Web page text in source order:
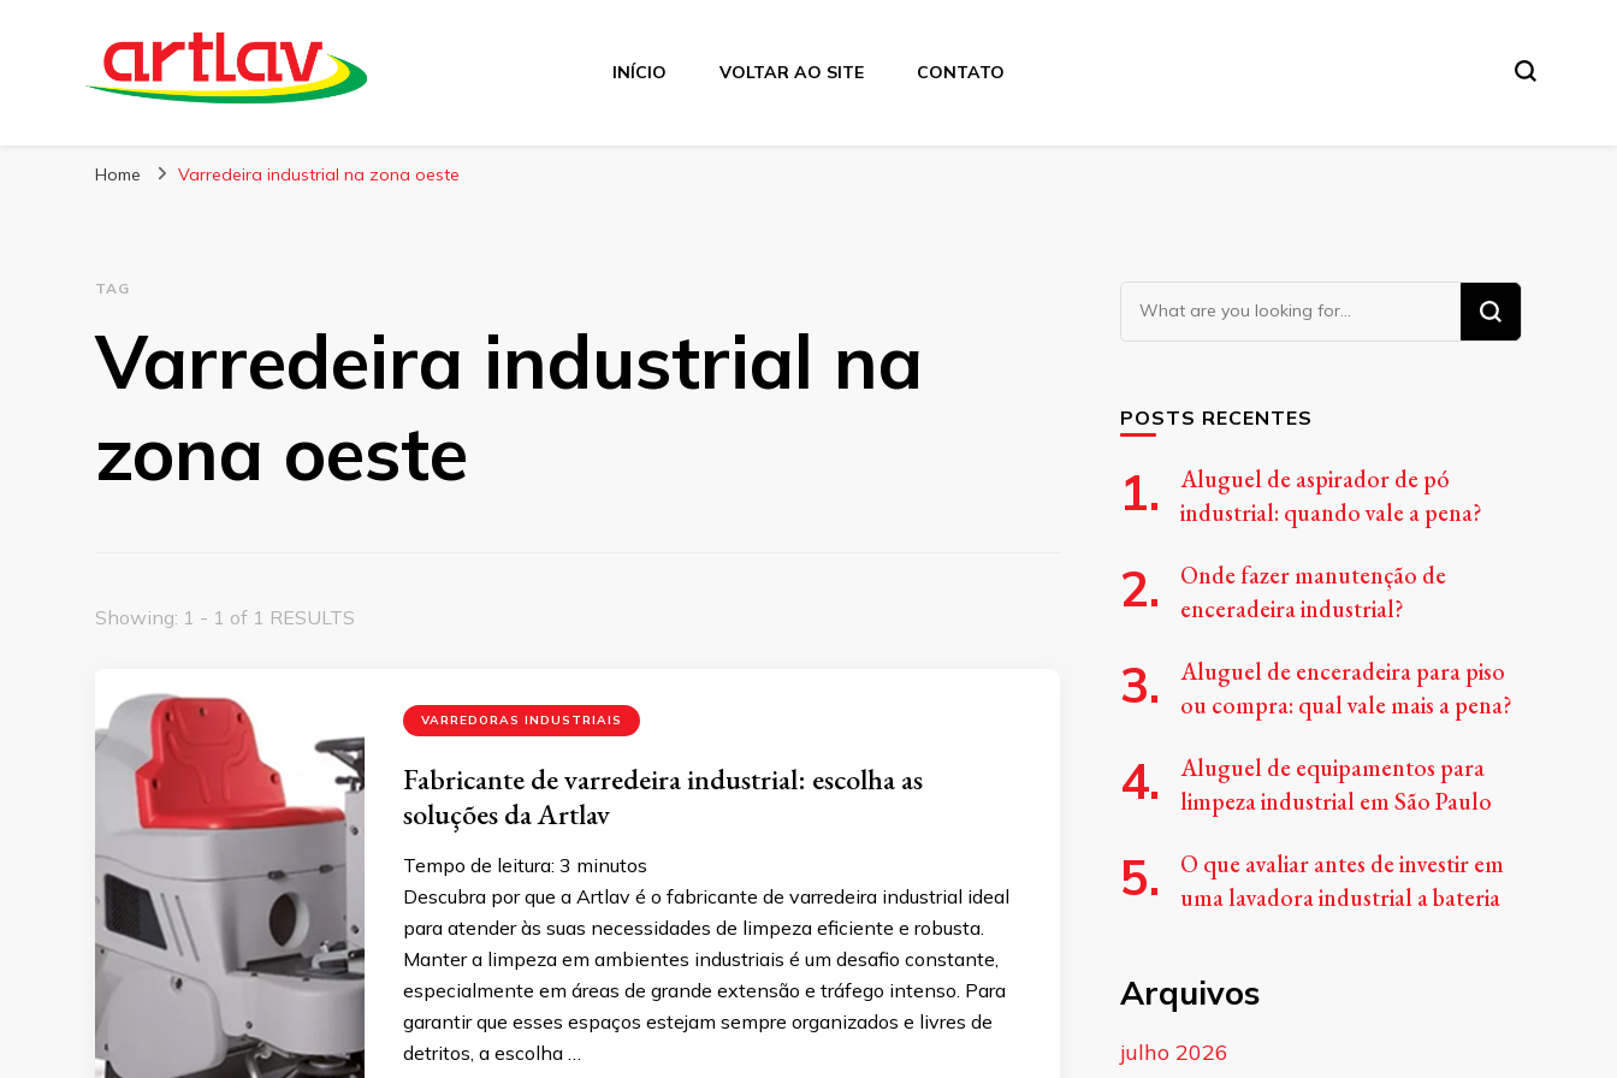
Blog
INÍCIO VOLTAR AO SITE CONTATO
Home Varredeira industrial na zona oeste
TAG
Varredeira industrial na
zona oeste
Showing: 1 - 1 of 1 RESULTS
VARREDORAS INDUSTRIAIS
Fabricante de varredeira industrial: escolha as
soluções da Artlav
Tempo de leitura: 3 minutos
Descubra por que a Artlav é o fabricante de varredeira industrial ideal
para atender às suas necessidades de limpeza eficiente e robusta.
Manter a limpeza em ambientes industriais é um desafio constante,
especialmente em áreas de grande extensão e tráfego intenso. Para
garantir que esses espaços estejam sempre organizados e livres de
detritos, a escolha …
Looking
for
POSTS RECENTES
Aluguel de aspirador de pó
industrial: quando vale a pena?
Onde fazer manutenção de
enceradeira industrial?
Aluguel de enceradeira para piso
ou compra: qual vale mais a pena?
Aluguel de equipamentos para
limpeza industrial em São Paulo
O que avaliar antes de investir em
uma lavadora industrial a bateria
Arquivos
julho 2026